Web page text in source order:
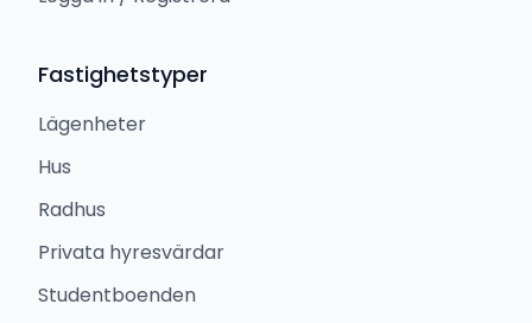
Fastighetstyper
Lägenheter
Hus
Radhus
Privata hyresvärdar
Studentboenden